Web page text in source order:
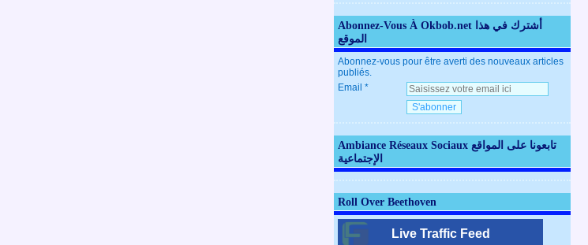
Abonnez-Vous À Okbob.net أشترك في هذا
الموقع
Abonnez-vous pour être averti des nouveaux articles
publiés.
Email
Ambiance Réseaux Sociaux تابعونا على المواقع
الإجتماعية
Roll Over Beethoven
Live Traffic Feed